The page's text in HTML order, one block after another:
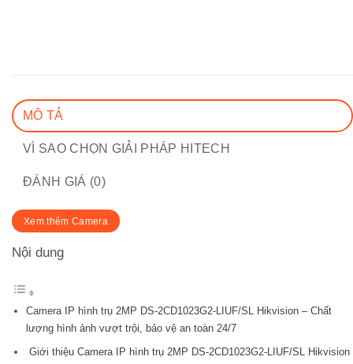
MÔ TẢ
VÌ SAO CHỌN GIẢI PHÁP HITECH
ĐÁNH GIÁ (0)
Xem thêm Camera
Nội dung
Camera IP hình trụ 2MP DS-2CD1023G2-LIUF/SL Hikvision – Chất
lượng hình ảnh vượt trội, bảo vệ an toàn 24/7
Giới thiệu Camera IP hình trụ 2MP DS-2CD1023G2-LIUF/SL Hikvision